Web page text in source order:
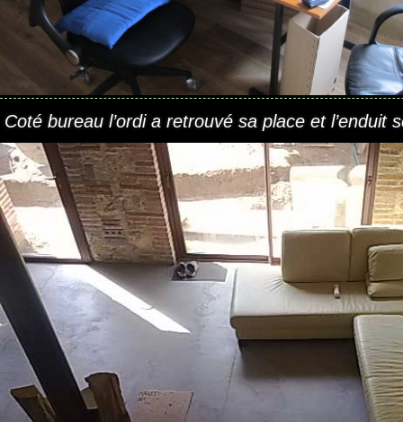
Coté bureau l’ordi a retrouvé sa place et